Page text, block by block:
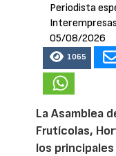
Periodista
05/08/2026
1065
La Asamblea
Frutícolas,
los